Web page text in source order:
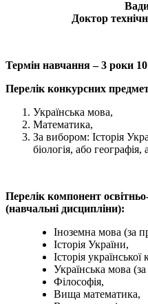
Доктор
Термін навчання – 3 роки 10
Перелік конкурсних
Українська мова,
Математика,
За вибором: Історія
біологія, або
Перелік компонент
(навчальні дисципліни):
Іноземна мова (за
Історія України,
Історія української
Українська мова
Філософія,
Вища математика,